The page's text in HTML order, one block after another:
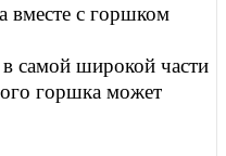
вместе с горшком
самой широкой части
горшка может